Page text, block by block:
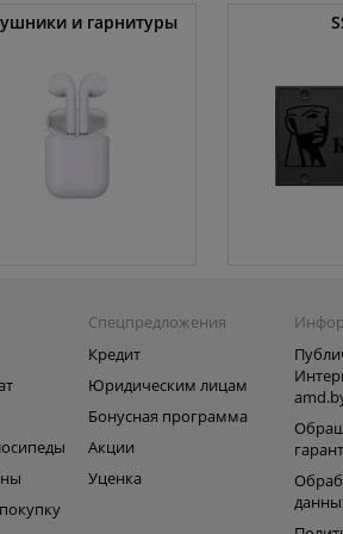
и гарнитуры
Спецпредложения
Кредит
Юридическим лицам
Бонусная программа
Акции
Уценка